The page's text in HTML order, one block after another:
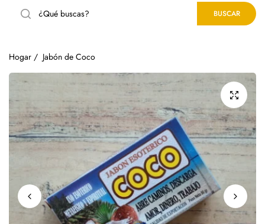
BUSCAR
Hogar / Jabón de Coco